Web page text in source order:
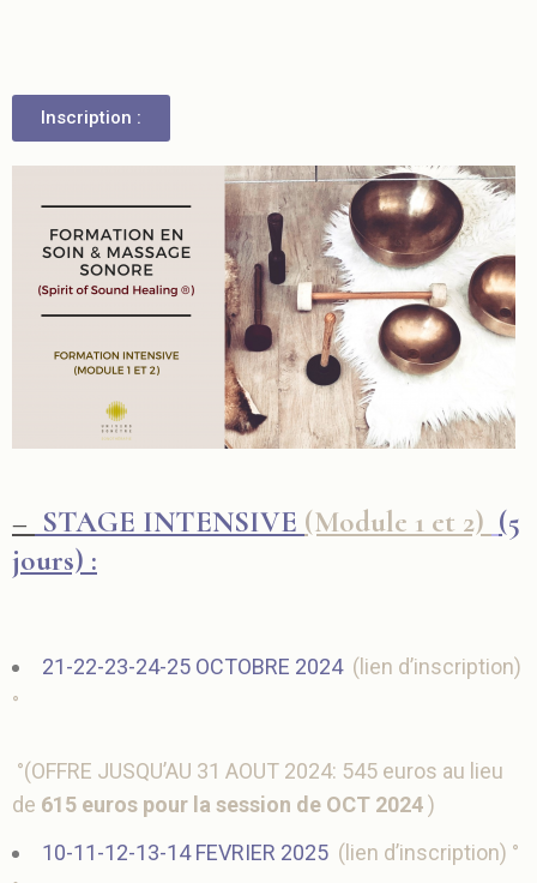
Inscription :
– STAGE INTENSIVE (Module 1 et 2) (5
jours) :
21-22-23-24-25 OCTOBRE 2024 ( lien d’inscription)
°
°(OFFRE JUSQU’AU 31 AOUT 2024: 545 euros au lieu
de 615 euros pour la session de OCT 2024)
10-11-12-13-14 FEVRIER 2025 ( lien d’inscription) °